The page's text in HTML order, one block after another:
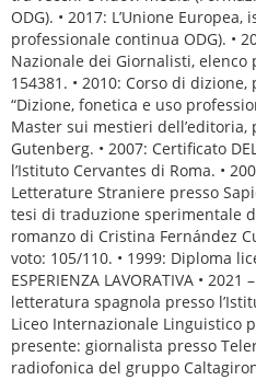
ODG). • 2017: L’Unione
professionale continua ODG). •
Nazionale dei Giornalisti,
154381. • 2010: Corso di
“Dizione, fonetica e uso
Master sui mestieri dell’editoria,
Gutenberg. • 2007: Certificato
l’Istituto Cervantes di Roma. •
Letterature Straniere presso
tesi di traduzione sperimentale
romanzo di Cristina Fernández
voto: 105/110. • 1999: Diploma
ESPERIENZA LAVORATIVA •
letteratura spagnola presso
Liceo Internazionale Linguistico
presente: giornalista presso
radiofonica del gruppo